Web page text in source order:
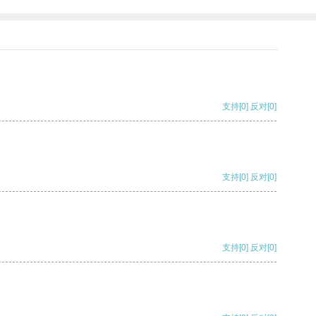
支持[0] 反对[0]
支持[0] 反对[0]
支持[0] 反对[0]